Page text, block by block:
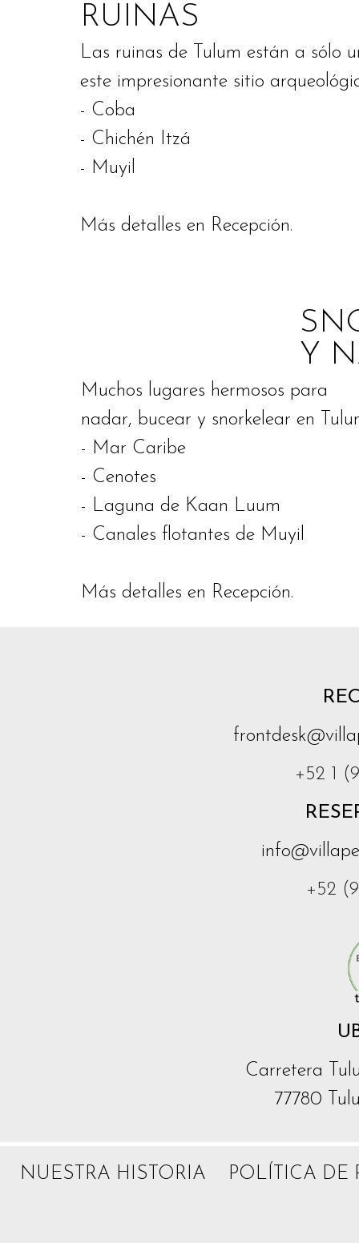
RUINAS
Las ruinas de Tulum están a sólo
este impresionante sitio
- Coba
- Chichén Itzá
- Muyil
Más detalles en Recepción.
Y
Muchos lugares hermosos para
nadar, bucear y snorkelear en
- Mar Caribe
- Cenotes
- Laguna de Kaan Luum
- Canales flotantes de Muyil
Más detalles en Recepción.
+52 1
+52
Carretera
77780
NUESTRA HISTORIA POLÍTICA DE